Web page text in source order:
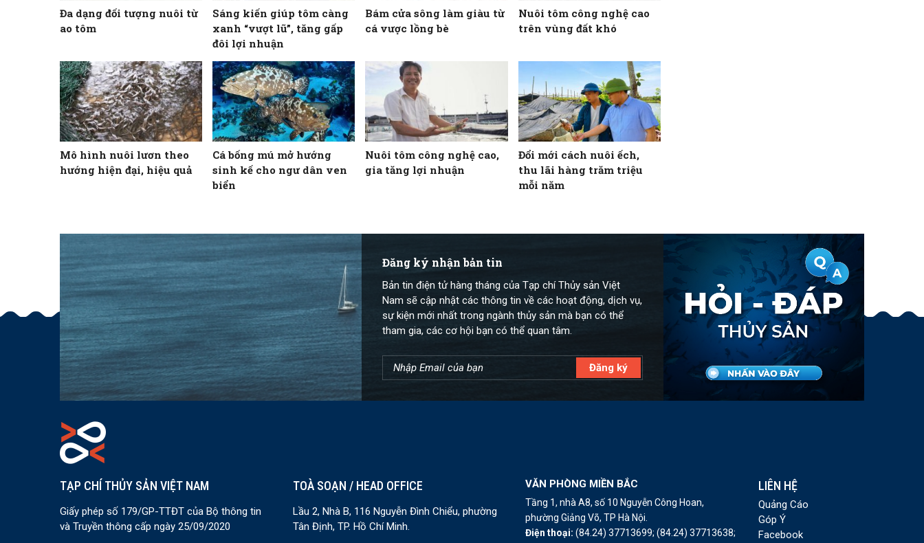
Đa dạng đối tượng nuôi từ
ao tôm
Sáng kiến giúp tôm càng
xanh “vượt lũ”, tăng gấp
đôi lợi nhuận
Bám cửa sông làm giàu từ
cá vược lồng bè
Nuôi tôm công nghệ cao
trên vùng đất khó
Mô hình nuôi lươn theo
hướng hiện đại, hiệu quả
Cá bống mú mở hướng
sinh kế cho ngư dân ven
biển
Nuôi tôm công nghệ cao,
gia tăng lợi nhuận
Đổi mới cách nuôi ếch,
thu lãi hàng trăm triệu
mỗi năm
Đăng ký nhận bản tin
Bản tin điện tử hàng tháng của Tạp chí Thủy sản Việt
Nam sẽ cập nhật các thông tin về các hoạt động, dịch vụ,
sự kiện mới nhất trong ngành thủy sản mà bạn có thể
tham gia, các cơ hội bạn có thể quan tâm.
TẠP CHÍ THỦY SẢN VIỆT NAM
Giấy phép số 179/GP-TTĐT của Bộ thông tin
và Truyền thông cấp ngày 25/09/2020
TOÀ SOẠN / HEAD OFFICE
Lầu 2, Nhà B, 116 Nguyễn Đình Chiểu, phường
Tân Định, TP. Hồ Chí Minh.
VĂN PHÒNG MIỀN BẮC
Tầng 1, nhà A8, số 10 Nguyễn Công Hoan,
phường Giảng Võ, TP Hà Nội.
Điện thoại:(84.24) 37713699;(84.24) 37713638;
LIÊN HỆ
Quảng Cáo
Góp Ý
Facebook